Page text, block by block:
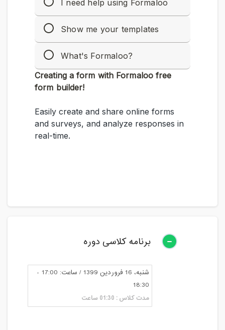
برنامه کلاسی دوره
شنبه، 16 فروردین 1399 / ساعت: 17:00 -
18:30
مدت کلاس : 01:30 ساعت